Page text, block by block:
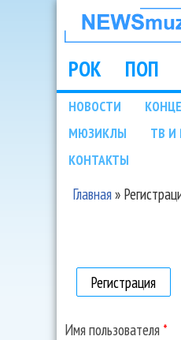
НОВОСТИ
МУЗЫКИ И
ШОУ
Main
РОК ПОП
НОВОСТИ
МЮЗИКЛЫ
ТВ И
КОНТАКТЫ
Главная»
Регистрация
Имя пользователя *